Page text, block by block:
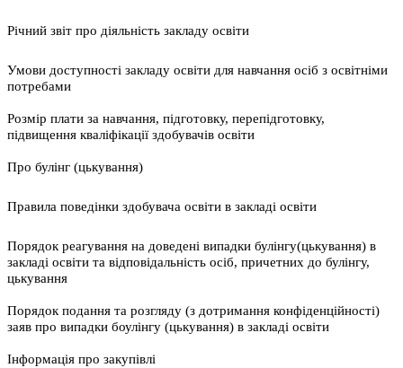
Річний звіт про діяльність закладу освіти
Умови доступності закладу освіти для навчання осіб з освітніми
потребами
Розмір плати за навчання, підготовку, перепідготовку,
підвищення кваліфікації здобувачів освіти
Про булінг (цькування)
Правила поведінки здобувача освіти в закладі освіти
Порядок реагування на доведені випадки булінгу(цькування) в
закладі освіти та відповідальність осіб, причетних до булінгу,
цькування
Порядок подання та розгляду (з дотримання конфіденційності)
заяв про випадки боулінгу (цькування) в закладі освіти
Інформація про закупівлі